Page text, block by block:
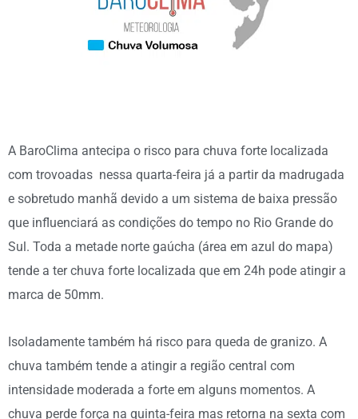
A BaroClima antecipa o risco para chuva forte localizada
com trovoadas nessa quarta-feira já a partir da madrugada
e sobretudo manhã devido a um sistema de baixa pressão
que influenciará as condições do tempo no Rio Grande do
Sul. Toda a metade norte gaúcha (área em azul do mapa)
tende a ter chuva forte localizada que em 24h pode atingir a
marca de 50mm.
Isoladamente também há risco para queda de granizo. A
chuva também tende a atingir a região central com
intensidade moderada a forte em alguns momentos. A
chuva perde força na quinta-feira mas retorna na sexta com